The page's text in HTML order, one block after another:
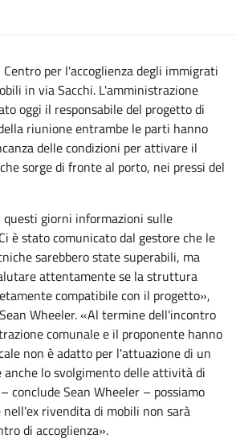
per l'accoglienza degli immigrati
in via Sacchi. L'amministrazione
oggi il responsabile del progetto di
riunione entrambe le parti hanno
delle condizioni per attivare il
sorge di fronte al porto, nei pressi del
giorni informazioni sulle
è stato comunicato dal gestore che le
sarebbero state superabili, ma
attentamente se la struttura
compatibile con il progetto»,
Wheeler. «Al termine dell'incontro
comunale e il proponente hanno
non è adatto per l'attuazione di un
anche lo svolgimento delle attività di
conclude Sean Wheeler – possiamo
nell'ex rivendita di mobili non sarà
di accoglienza».